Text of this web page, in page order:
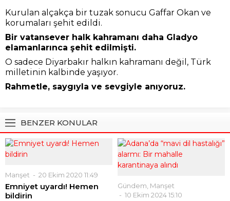
Kurulan alçakça bir tuzak sonucu Gaffar Okan ve
korumaları şehit edildi.
Bir vatansever halk kahramanı daha Gladyo
elamanlarınca şehit edilmişti.
O sadece Diyarbakır halkın kahramanı değil, Türk
milletinin kalbinde yaşıyor.
Rahmetle, saygıyla ve sevgiyle anıyoruz.
BENZER KONULAR
Manşet 20 Ekim 2020 11:49
Emniyet uyardı! Hemen
bildirin
Gündem Manşet
10 Ekim 2024 15:10